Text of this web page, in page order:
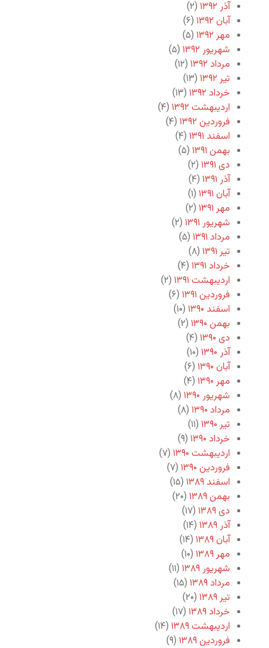
آذر ۱۳۹۲
(۲)
آبان ۱۳۹۲
(۶)
مهر ۱۳۹۲
(۵)
شهریور ۱۳۹۲
(۵)
مرداد ۱۳۹۲
(۱۲)
تیر ۱۳۹۲
(۱۳)
خرداد ۱۳۹۲
(۱۳)
اردیبهشت ۱۳۹۲
(۴)
فروردین ۱۳۹۲
(۴)
اسفند ۱۳۹۱
(۴)
بهمن ۱۳۹۱
(۵)
دی ۱۳۹۱
(۲)
آذر ۱۳۹۱
(۴)
آبان ۱۳۹۱
(۱)
مهر ۱۳۹۱
(۲)
شهریور ۱۳۹۱
(۲)
مرداد ۱۳۹۱
(۵)
تیر ۱۳۹۱
(۸)
خرداد ۱۳۹۱
(۴)
اردیبهشت ۱۳۹۱
(۲)
فروردین ۱۳۹۱
(۶)
اسفند ۱۳۹۰
(۱۰)
بهمن ۱۳۹۰
(۲)
دی ۱۳۹۰
(۴)
آذر ۱۳۹۰
(۱۰)
آبان ۱۳۹۰
(۶)
مهر ۱۳۹۰
(۴)
شهریور ۱۳۹۰
(۸)
مرداد ۱۳۹۰
(۸)
تیر ۱۳۹۰
(۱۱)
خرداد ۱۳۹۰
(۹)
اردیبهشت ۱۳۹۰
(۷)
فروردین ۱۳۹۰
(۷)
اسفند ۱۳۸۹
(۱۵)
بهمن ۱۳۸۹
(۲۰)
دی ۱۳۸۹
(۱۷)
آذر ۱۳۸۹
(۱۴)
آبان ۱۳۸۹
(۱۴)
مهر ۱۳۸۹
(۱۰)
شهریور ۱۳۸۹
(۱۱)
مرداد ۱۳۸۹
(۱۵)
تیر ۱۳۸۹
(۲۰)
خرداد ۱۳۸۹
(۱۷)
اردیبهشت ۱۳۸۹
(۱۴)
فروردین ۱۳۸۹
(۹)